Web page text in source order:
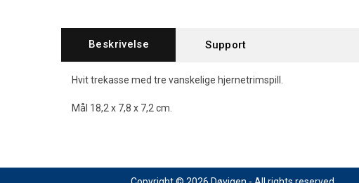
Beskrivelse Support
Hvit trekasse med tre vanskelige hjernetrimspill.
Mål 18,2 x 7,8 x 7,2 cm.